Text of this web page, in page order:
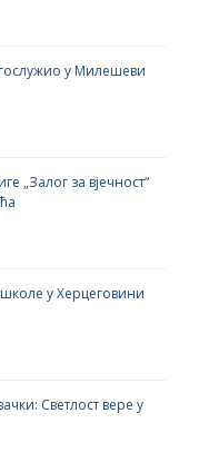
у Милешеви
„Залог за вјечност“
у Херцеговини
Светлост вере у